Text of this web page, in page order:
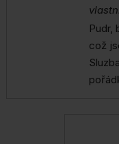
no
ní
1
z
5
Pudr,
což